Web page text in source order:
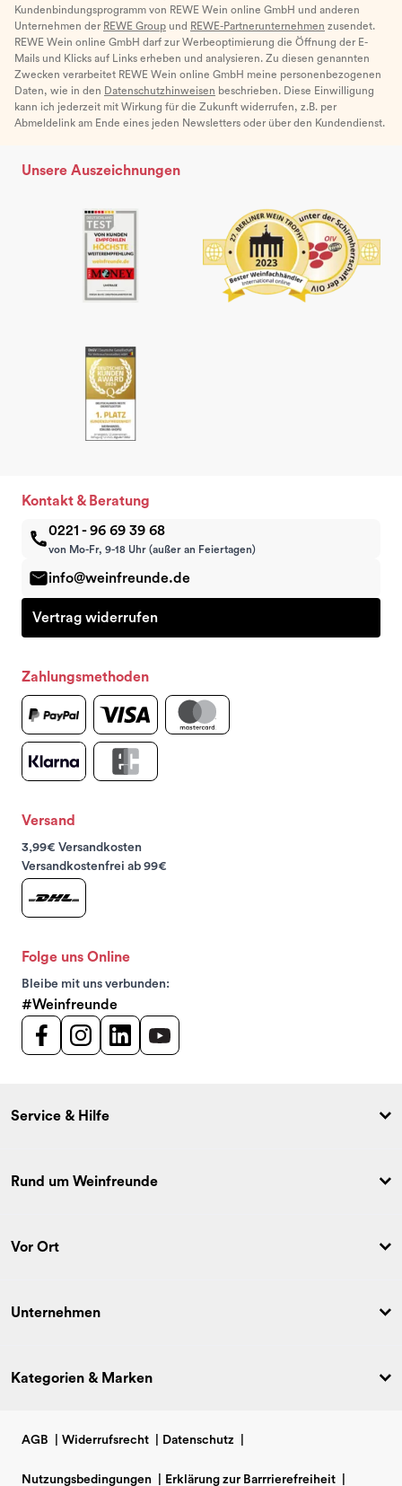
Kundenbindungsprogramm von REWE Wein online GmbH und anderen
Unternehmen der REWE Group und REWE-Partnerunternehmen zusendet.
REWE Wein online GmbH darf zur Werbeoptimierung die Öffnung der E-
Mails und Klicks auf Links erheben und analysieren. Zu diesen genannten
Zwecken verarbeitet REWE Wein online GmbH meine personenbezogenen
Daten, wie in den Datenschutzhinweisen beschrieben. Diese Einwilligung
kann ich jederzeit mit Wirkung für die Zukunft widerrufen, z.B. per
Abmeldelink am Ende eines jeden Newsletters oder über den Kundendienst.
Unsere Auszeichnungen
Kontakt & Beratung
0221 - 96 69 39 68
von Mo-Fr, 9-18 Uhr (außer an Feiertagen)
info@weinfreunde.de
Vertrag widerrufen
Zahlungsmethoden
Versand
3,99€ Versandkosten
Versandkostenfrei ab 99€
Folge uns Online
Bleibe mit uns verbunden:
#Weinfreunde
Service & Hilfe
Rund um Weinfreunde
Vor Ort
Unternehmen
Kategorien & Marken
AGB Widerrufsrecht Datenschutz
Nutzungsbedingungen Erklärung zur Barrrierefreiheit